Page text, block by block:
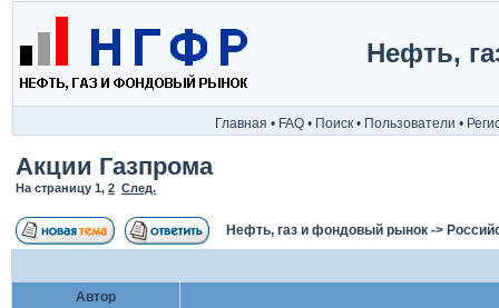
Нефть,
Главная • FAQ • Поиск • Пользователи •
Акции Газпрома
На страницу 1, 2 След.
Нефть, газ и фондовый рынок ->
Автор